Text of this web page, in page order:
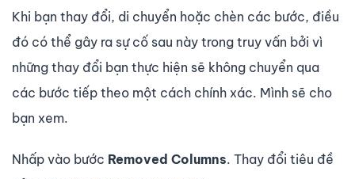
Khi bạn thay đổi, di chuyển hoặc chèn các bước, điều
đó có thể gây ra sự cố sau này trong truy vấn bởi vì
những thay đổi bạn thực hiện sẽ không chuyển qua
các bước tiếp theo một cách chính xác. Mình sẽ cho
bạn xem.
Nhấp vào bước Removed Columns. Thay đổi tiêu đề